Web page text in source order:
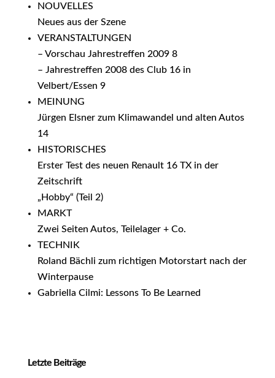
NOUVELLES
Neues aus der Szene
VERANSTALTUNGEN
– Vorschau Jahrestreffen 2009 8
– Jahrestreffen 2008 des Club 16 in
Velbert/Essen 9
MEINUNG
Jürgen Elsner zum Klimawandel und alten Autos
14
HISTORISCHES
Erster Test des neuen Renault 16 TX in der
Zeitschrift
„Hobby“ (Teil 2)
MARKT
Zwei Seiten Autos, Teilelager + Co.
TECHNIK
Roland Bächli zum richtigen Motorstart nach der
Winterpause
Gabriella Cilmi: Lessons To Be Learned
Letzte Beiträge